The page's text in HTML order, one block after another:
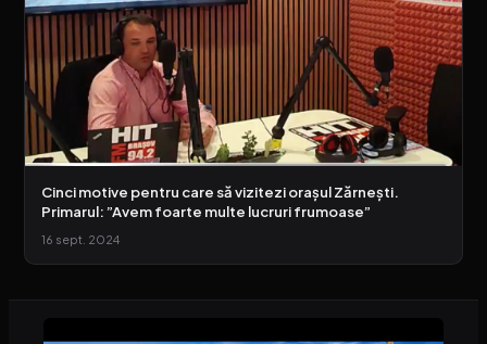
Cinci motive pentru care să vizitezi orașul Zărnești.
Primarul: ”Avem foarte multe lucruri frumoase”
16 sept. 2024